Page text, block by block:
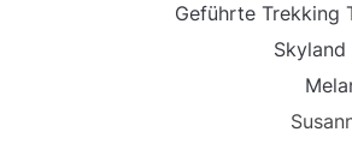
Geführte Trekking
Skyland